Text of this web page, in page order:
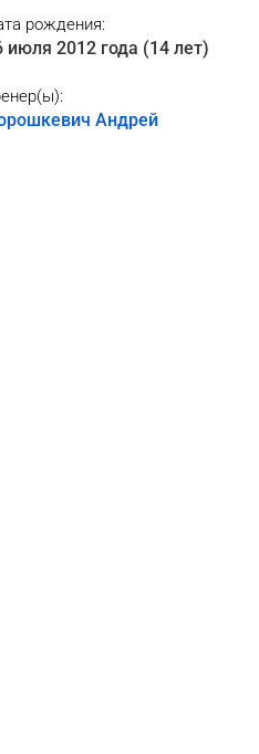
рождения:
июля 2012 года (14 лет)
Андрей